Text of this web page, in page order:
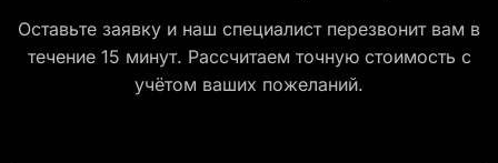
Оставьте заявку и наш специалист перезвонит вам в
течение 15 минут. Рассчитаем точную стоимость с
учётом ваших пожеланий.